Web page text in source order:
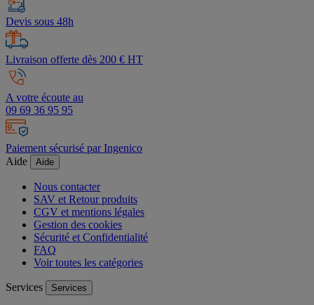
Devis sous 48h
Livraison offerte dès 200 € HT
A votre écoute au
09 69 36 95 95
Paiement sécurisé par Ingenico
Aide
Aide
Nous contacter
SAV et Retour produits
CGV et mentions légales
Gestion des cookies
Sécurité et Confidentialité
FAQ
Voir toutes les catégories
Services Services